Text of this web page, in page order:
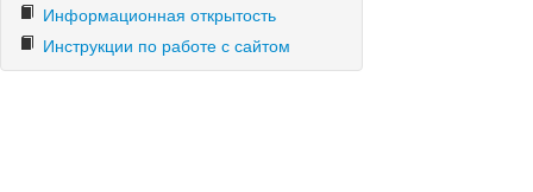
Информационная открытость
Инструкции по работе с сайтом